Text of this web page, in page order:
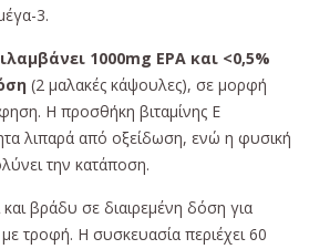
3.
1000mg EPA και <0,5%
(2 μαλακές κάψουλες), σε μορφή
Η προσθήκη βιταμίνης Ε
λιπαρά από οξείδωση, ενώ η φυσική
την κατάποση.
βράδυ σε διαιρεμένη δόση για
τροφή. Η συσκευασία περιέχει 60